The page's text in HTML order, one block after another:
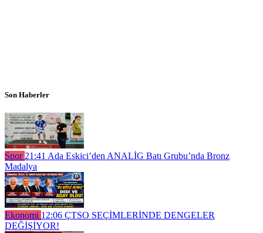
Son Haberler
Spor 21:41 Ada Eskici’den ANALİG Batı Grubu’nda Bronz
Madalya
Ekonomi 12:06 ÇTSO SEÇİMLERİNDE DENGELER
DEĞİŞİYOR!